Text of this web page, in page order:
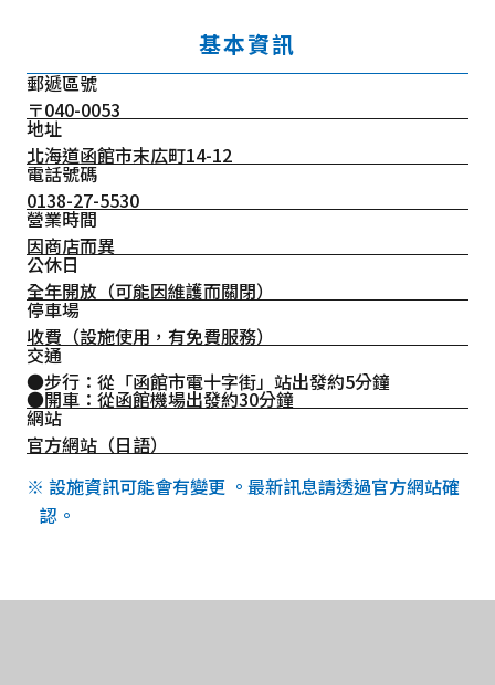
基本資訊
郵遞區號
〒040-0053
地址
北海道函館市末広町14-12
電話號碼
0138-27-5530
營業時間
因商店而異
公休日
全年開放（可能因維護而關閉）
停車場
收費（設施使用，有免費服務）
交通
●步行：從「函館市電十字街」站出發約5分鐘
●開車：從函館機場出發約30分鐘
網站
官方網站（日語）
※ 設施資訊可能會有變更 。最新訊息請透過官方網站確
認。